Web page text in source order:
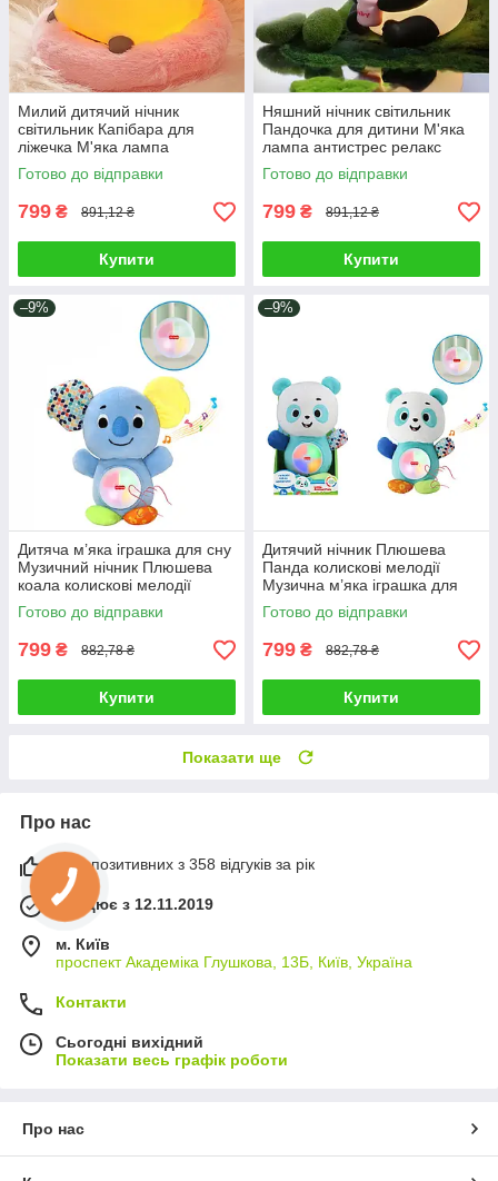
Милий дитячий нічник
світильник Капібара для
ліжечка М'яка лампа
антистрес Іграшка тягучка 3
режими Type-C
Готово до відправки
799 ₴ 891,12 ₴
Купити
Няшний нічник світильник
Пандочка для дитини М'яка
лампа антистрес релакс
іграшка 3 режими світла USB
Type-C
Готово до відправки
799 ₴ 891,12 ₴
Купити
–9%
Дитяча м’яка іграшка для сну
Музичний нічник Плюшева
коала колискові мелодії
знімний блок підсвітка
Готово до відправки
799 ₴ 882,78 ₴
Купити
–9%
Дитячий нічник Плюшева
Панда колискові мелодії
Музична м’яка іграшка для
сну знімний блок
підсвічування
Готово до відправки
799 ₴ 882,78 ₴
Купити
Показати ще
Про нас
99% позитивних з 358 відгуків за рік
Працює з 12.11.2019
м. Київ
проспект Академіка Глушкова, 13Б, Київ, Україна
Контакти
Сьогодні вихідний
Показати весь графік роботи
Про нас